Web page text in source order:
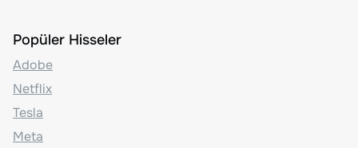
Popüler Hisseler
Adobe
Netflix
Tesla
Meta